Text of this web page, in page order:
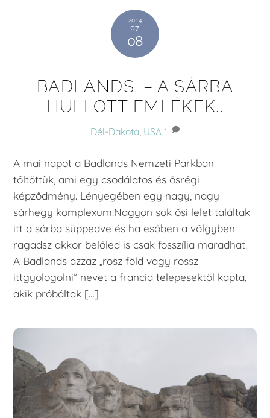
2014
07
08
BADLANDS. – A SÁRBA
HULLOTT EMLÉKEK..
Dél-Dakota, USA 1
A mai napot a Badlands Nemzeti Parkban
töltöttük, ami egy csodálatos és ősrégi
képződmény. Lényegében egy nagy, nagy
sárhegy komplexum.Nagyon sok ősi lelet találtak
itt a sárba süppedve és ha esőben a völgyben
ragadsz akkor belőled is csak fosszília maradhat.
A Badlands azzaz „rosz föld vagy rossz
ittgyologolni” nevet a francia telepesektől kapta,
akik próbáltak […]